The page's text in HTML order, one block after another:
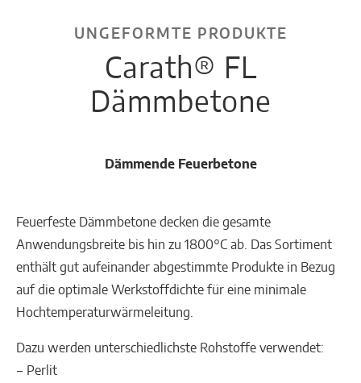
Carath® FL
Dämmbetone
UNGEFORMTE PRODUKTE
Dämmende Feuerbetone
Feuerfeste Dämmbetone decken die gesamte
Anwendungsbreite bis hin zu 1800°C ab. Das Sortiment
enthält gut aufeinander abgestimmte Produkte in Bezug
auf die optimale Werkstoffdichte für eine minimale
Hochtemperaturwärmeleitung.
Dazu werden unterschiedlichste Rohstoffe verwendet:
‒ Perlit